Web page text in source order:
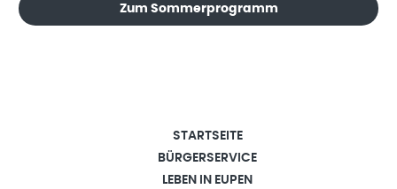
Zum Sommerprogramm
STARTSEITE
BÜRGERSERVICE
LEBEN IN EUPEN